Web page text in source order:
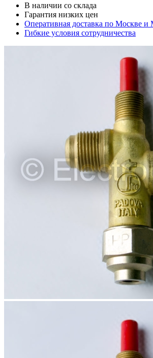
В наличии со склада
Гарантия низких цен
Оперативная доставка по Москве
Гибкие условия сотрудничества